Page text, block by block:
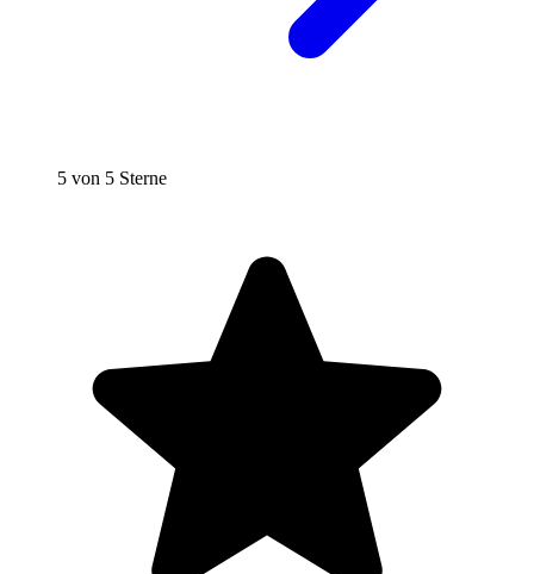
5 von 5 Sterne